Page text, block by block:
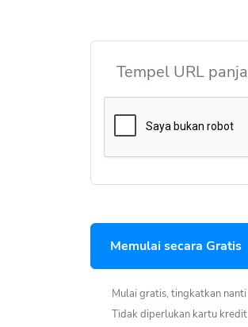
Memulai secara Gratis
Mulai gratis, tingkatkan nanti
Tidak diperlukan kartu kredit